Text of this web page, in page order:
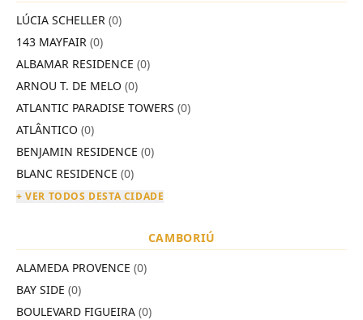
LÚCIA SCHELLER (0)
143 MAYFAIR (0)
ALBAMAR RESIDENCE (0)
ARNOU T. DE MELO (0)
ATLANTIC PARADISE TOWERS (0)
ATLÂNTICO (0)
BENJAMIN RESIDENCE (0)
BLANC RESIDENCE (0)
+ VER TODOS DESTA CIDADE
CAMBORIÚ
ALAMEDA PROVENCE (0)
BAY SIDE (0)
BOULEVARD FIGUEIRA (0)